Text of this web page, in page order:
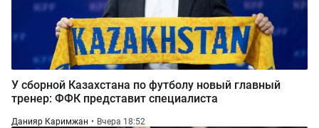
У сборной Казахстана по футболу новый главный
тренер: ФФК представит специалиста
Данияр Каримжан Вчера 18:52